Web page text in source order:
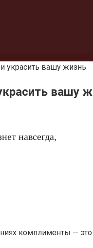
украсить вашу жизнь
вашу
навсегда,
комплименты — это